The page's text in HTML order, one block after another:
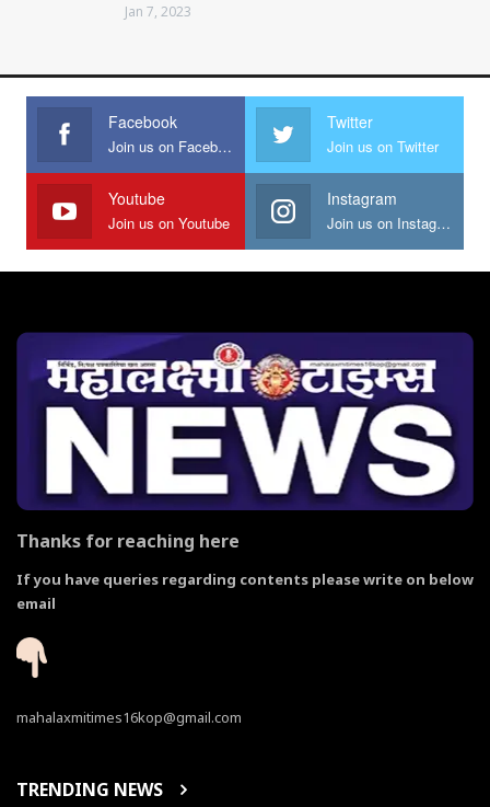
Jan 7, 2023
Facebook
Join us on Facebook
Twitter
Join us on Twitter
Youtube
Join us on Youtube
Instagram
Join us on Instagram
Thanks for reaching here
If you have queries regarding contents please write on below
email
mahalaxmitimes16kop@gmail.com
TRENDING NEWS